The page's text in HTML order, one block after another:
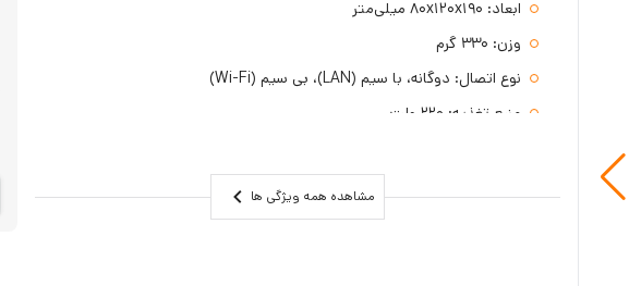
ابعاد: ۸۰x۱۲۰x۱۹۰ میلی‌متر
وزن: 330 گرم
نوع اتصال: دوگانه، با سیم (LAN)، بی سیم (Wi-Fi)
منبع تغذیه: 220 ولت
مشاهده همه ویژگی ها